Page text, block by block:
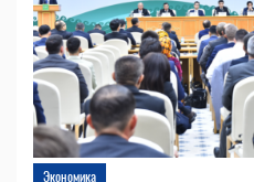
Экономика